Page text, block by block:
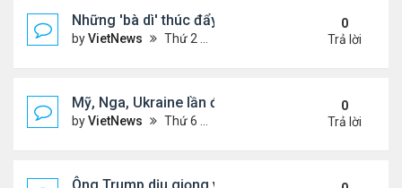
Những 'bà dì' thúc đẩy cơn sốt mua vàng ở Trung
byVietNews Thứ 2 Tháng 2 09, 2026 4:53 pm
0
Trả lời
Mỹ, Nga, Ukraine lần đầu họp trực tiếp để bàn kế
byVietNews Thứ 6 Tháng 1 23, 2026 4:44 pm
0
Trả lời